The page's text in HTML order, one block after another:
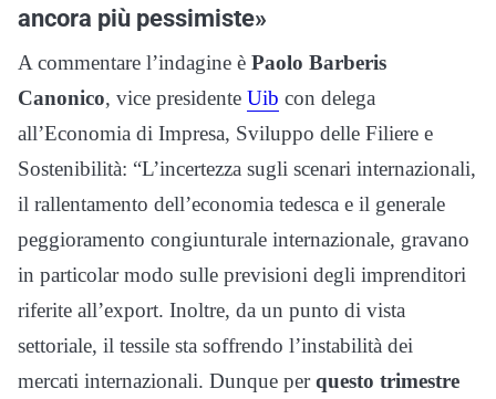
ancora più pessimiste»
A commentare l’indagine è Paolo Barberis
Canonico, vice presidente Uib con delega
all’Economia di Impresa, Sviluppo delle Filiere e
Sostenibilità: “L’incertezza sugli scenari internazionali,
il rallentamento dell’economia tedesca e il generale
peggioramento congiunturale internazionale, gravano
in particolar modo sulle previsioni degli imprenditori
riferite all’export. Inoltre, da un punto di vista
settoriale, il tessile sta soffrendo l’instabilità dei
mercati internazionali. Dunque perquesto trimestre